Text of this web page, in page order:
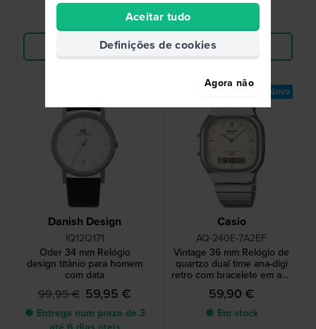
Ver produto
Ver produto
Danish Design
IQ12Q171
Oder 34 mm Relógio
design titânio para homem
com data
99,95 € 59,95 €
● Entrega num prazo de 3
Casio
AQ-240E-7A2EF
Vintage 36 mm Relógio de
quartzo dual time ana-digi
retro com bracelete em aço
inoxidável
59,90 €
● Em stock
Novo
Aceitar tudo
Definições de cookies
Agora não